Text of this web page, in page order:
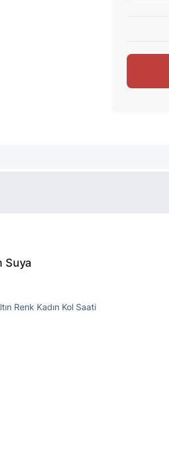
Suya
Renk Kadın Kol Saati